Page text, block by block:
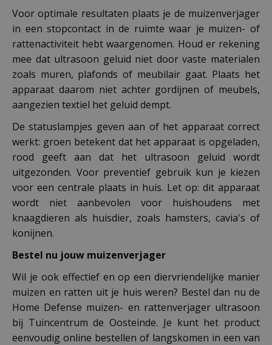
Voor optimale resultaten plaats je de muizenverjager
in een stopcontact in de ruimte waar je muizen- of
rattenactiviteit hebt waargenomen. Houd er rekening
mee dat ultrasoon geluid niet door vaste materialen
zoals muren, plafonds of meubilair gaat. Plaats het
apparaat daarom niet achter gordijnen of meubels,
aangezien textiel het geluid dempt.
De statuslampjes geven aan of het apparaat correct
werkt: groen betekent dat het apparaat is opgeladen,
rood geeft aan dat het ultrasoon geluid wordt
uitgezonden. Voor preventief gebruik kun je kiezen
voor een centrale plaats in huis. Let op: dit apparaat
wordt niet aanbevolen voor huishoudens met
knaagdieren als huisdier, zoals hamsters, cavia's of
konijnen.
Bestel nu jouw muizenverjager
Wil je ook effectief en op een diervriendelijke manier
muizen en ratten uit je huis weren? Bestel dan nu de
Home Defense muizen- en rattenverjager ultrasoon
bij Tuincentrum de Oosteinde. Je kunt het product
eenvoudig online bestellen of langskomen in een van